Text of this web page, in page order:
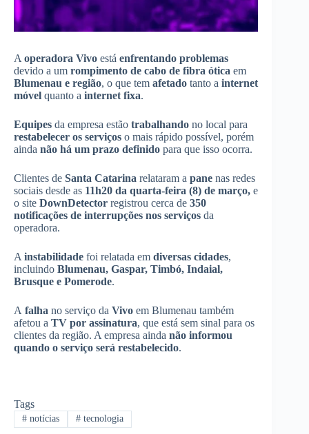
A operadora Vivo está enfrentando problemas
devido a um rompimento de cabo de fibra ótica em
Blumenau e região, o que tem afetado tanto a internet
móvel quanto a internet fixa.
Equipes da empresa estão trabalhando no local para
restabelecer os serviços o mais rápido possível, porém
ainda não há um prazo definido para que isso ocorra.
Clientes de Santa Catarina relataram a pane nas redes
sociais desde as 11h20 da quarta-feira (8) de março, e
o site DownDetector registrou cerca de 350
notificações de interrupções nos serviços da
operadora.
A instabilidade foi relatada em diversas cidades,
incluindo Blumenau, Gaspar, Timbó, Indaial,
Brusque e Pomerode.
A falha no serviço da Vivo em Blumenau também
afetou a TV por assinatura, que está sem sinal para os
clientes da região. A empresa ainda não informou
quando o serviço será restabelecido.
Tags
#notícias #tecnologia